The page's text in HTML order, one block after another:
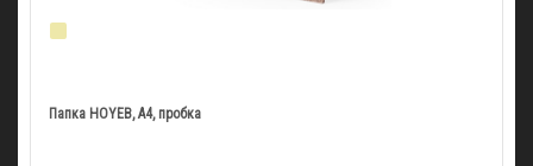
Папка HOYEB, A4, пробка